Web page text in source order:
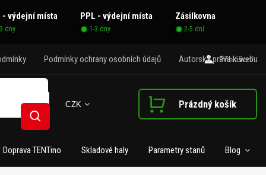
- výdejní místa PPL - výdejní místa Zásilkovna
dny 1-3 dny 2-5 dní
Podmínky ochrany osobních údajů Autorská práva k webu
CZK
Přihlášení
Hledat
Nákupní košíkPrázdný košík
Doprava TENTino Skladové haly Parametry stanů Blog